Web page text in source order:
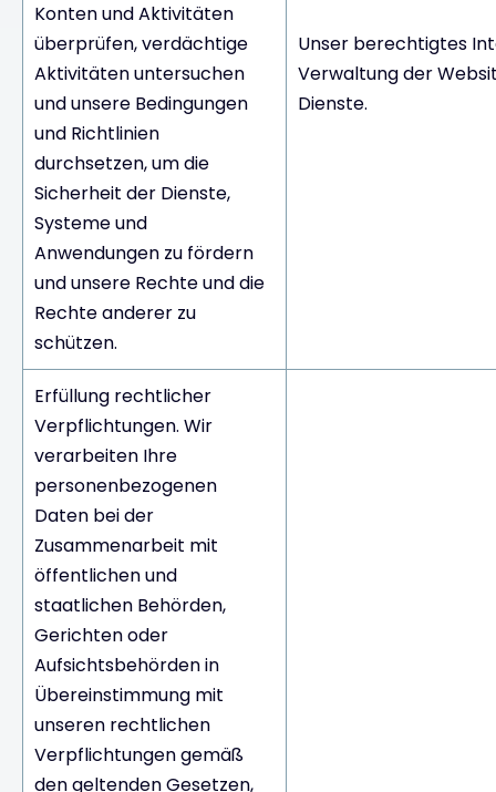
Konten und Aktivitäten
überprüfen, verdächtige
Aktivitäten untersuchen
und unsere Bedingungen
und Richtlinien
durchsetzen, um die
Sicherheit der Dienste,
Systeme und
Anwendungen zu fördern
und unsere Rechte und die
Rechte anderer zu
schützen.
Unser berechtigtes
Verwaltung der
Dienste.
Erfüllung rechtlicher
Verpflichtungen. Wir
verarbeiten Ihre
personenbezogenen
Daten bei der
Zusammenarbeit mit
öffentlichen und
staatlichen Behörden,
Gerichten oder
Aufsichtsbehörden in
Übereinstimmung mit
unseren rechtlichen
Verpflichtungen gemäß
den geltenden Gesetzen,